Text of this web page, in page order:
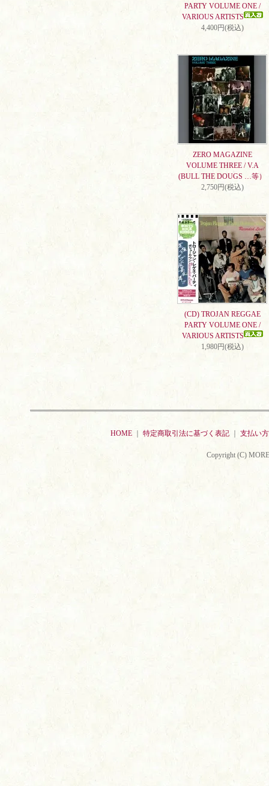
PARTY VOLUME ONE /
VARIOUS ARTISTS
4,400円(税込)
ZERO MAGAZINE
VOLUME THREE / V.A
(BULL THE DOUGS …等）
2,750円(税込)
(CD) TROJAN REGGAE
PARTY VOLUME ONE /
VARIOUS ARTISTS
1,980円(税込)
HOME 特定商取引法に基づく表記 支払い
Copyright (C)